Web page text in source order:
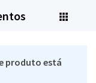
produto está